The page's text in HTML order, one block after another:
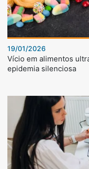
19/01/2026
Vício em alimentos
epidemia silenciosa